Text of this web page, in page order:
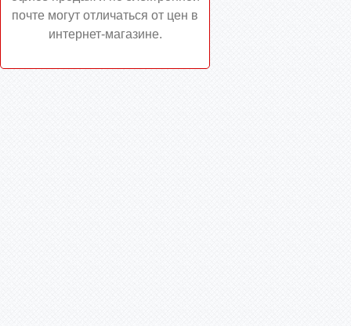
почте могут отличаться от цен в
интернет-магазине.